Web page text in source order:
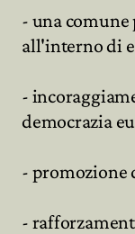
- una
all'interno di
-
democrazia
- promozione
-